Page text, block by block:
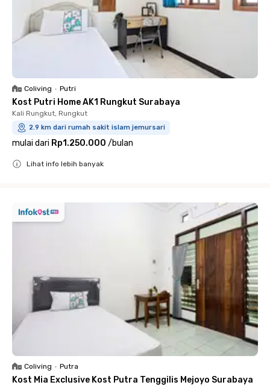
Coliving • Putri
Kost Putri Home AK1 Rungkut Surabaya
Kali Rungkut, Rungkut
2.9 km dari rumah sakit islam jemursari
mulai dari Rp1.250.000 /bulan
Lihat info lebih banyak
Coliving • Putra
Kost Mia Exclusive Kost Putra Tenggilis Mejoyo Surabaya